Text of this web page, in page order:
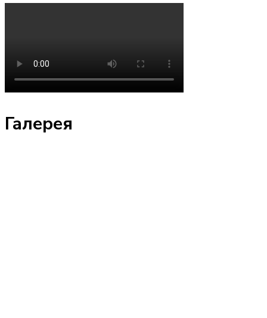
Галерея